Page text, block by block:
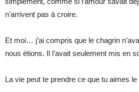
n’arrivent pas à croire.
Et moi… j’ai compris que le chagrin
nous étions. Il l’avait seulement mis en
La vie peut te prendre ce que tu aimes le